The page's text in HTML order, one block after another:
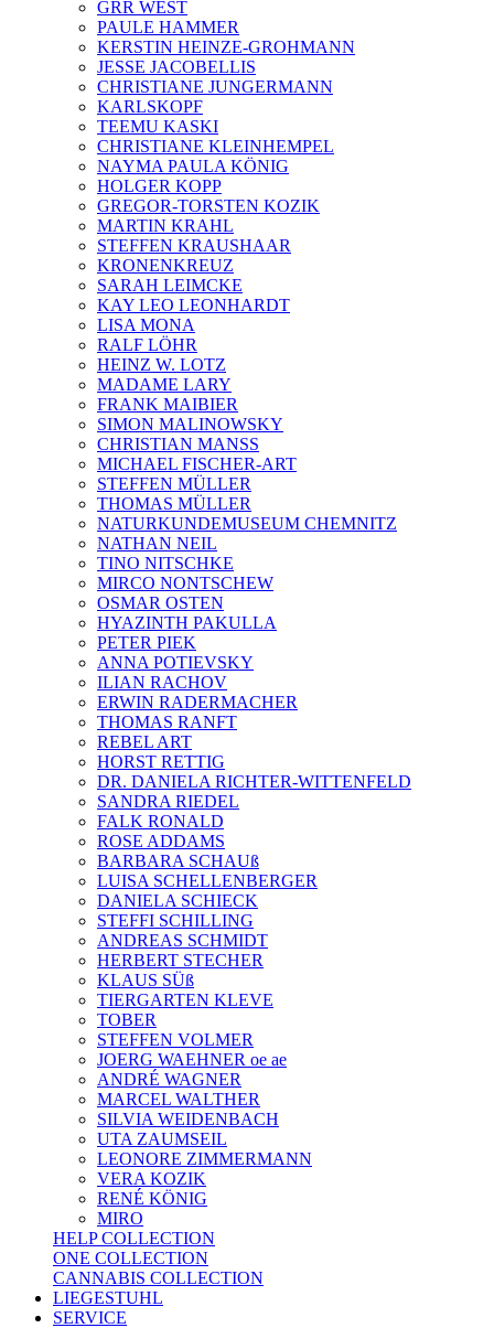
GRR WEST
PAULE HAMMER
KERSTIN HEINZE-GROHMANN
JESSE JACOBELLIS
CHRISTIANE JUNGERMANN
KARLSKOPF
TEEMU KASKI
CHRISTIANE KLEINHEMPEL
NAYMA PAULA KÖNIG
HOLGER KOPP
GREGOR-TORSTEN KOZIK
MARTIN KRAHL
STEFFEN KRAUSHAAR
KRONENKREUZ
SARAH LEIMCKE
KAY LEO LEONHARDT
LISA MONA
RALF LÖHR
HEINZ W. LOTZ
MADAME LARY
FRANK MAIBIER
SIMON MALINOWSKY
CHRISTIAN MANSS
MICHAEL FISCHER-ART
STEFFEN MÜLLER
THOMAS MÜLLER
NATURKUNDEMUSEUM CHEMNITZ
NATHAN NEIL
TINO NITSCHKE
MIRCO NONTSCHEW
OSMAR OSTEN
HYAZINTH PAKULLA
PETER PIEK
ANNA POTIEVSKY
ILIAN RACHOV
ERWIN RADERMACHER
THOMAS RANFT
REBEL ART
HORST RETTIG
DR. DANIELA RICHTER-WITTENFELD
SANDRA RIEDEL
FALK RONALD
ROSE ADDAMS
BARBARA SCHAUß
LUISA SCHELLENBERGER
DANIELA SCHIECK
STEFFI SCHILLING
ANDREAS SCHMIDT
HERBERT STECHER
KLAUS SÜß
TIERGARTEN KLEVE
TOBER
STEFFEN VOLMER
JOERG WAEHNER oe ae
ANDRÉ WAGNER
MARCEL WALTHER
SILVIA WEIDENBACH
UTA ZAUMSEIL
LEONORE ZIMMERMANN
VERA KOZIK
RENÉ KÖNIG
MIRO
HELP COLLECTION
ONE COLLECTION
CANNABIS COLLECTION
LIEGESTUHL
SERVICE